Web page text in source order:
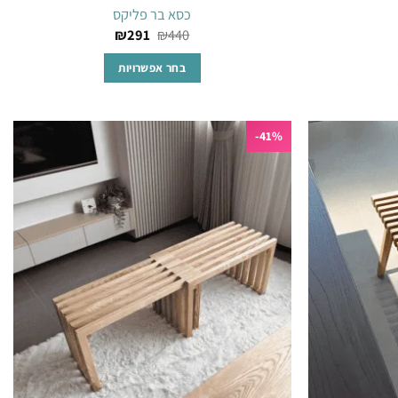
כסא בר פליקס
₪440
₪291
בחר אפשרויות
זה
יש
מספר
סוגים.
ניתן
לבחור
את
האפשרויות
בעמוד
המוצר
לרשימת
המשאלות
41%-
הוסף
לרשימת
המשאלות